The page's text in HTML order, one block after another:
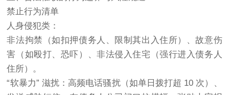
禁止行为清单
人身侵犯类：
非法拘禁（如扣押债务人、限制其出入住所）、故意伤
害（如殴打、恐吓）、非法侵入住宅（强行进入债务人
住所）。
“软暴力” 滋扰：高频电话骚扰（如单日拨打超 10 次）、